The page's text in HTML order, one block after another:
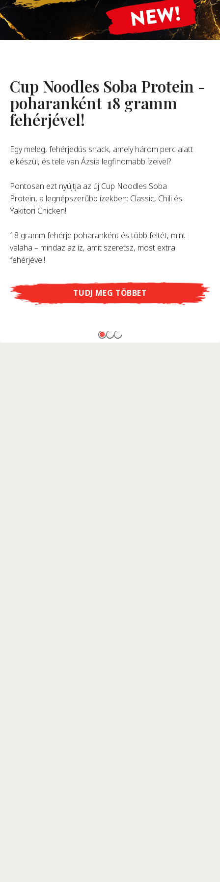
Rólunk
Karrier
GYIK
Cup Noodles Soba Protein -
poharanként 18 gramm
fehérjével!
Egy meleg, fehérjedús snack, amely három perc alatt
elkészül, és tele van Ázsia legfinomabb ízeivel?
Pontosan ezt nyújtja az új Cup Noodles Soba
Protein, a legnépszerűbb ízekben: Classic, Chili és
Yakitori Chicken!
18 gramm fehérje poharanként és több feltét, mint
valaha – mindaz az íz, amit szeretsz, most extra
fehérjével!
TUDJ MEG TÖBBET